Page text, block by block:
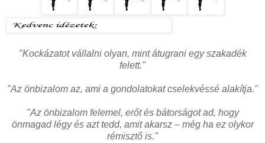
"Kockázatot vállalni olyan, mint átugrani egy szakadék
felett."
"Az önbizalom az, ami a gondolatokat cselekvéssé alakítja."
"Az önbizalom felemel, erőt és bátorságot ad, hogy
önmagad légy és azt tedd, amit akarsz – még ha ez olykor
rémisztő is."